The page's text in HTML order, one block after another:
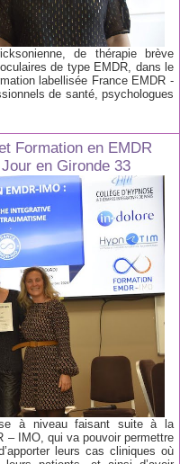
de thérapie brève
de type EMDR, dans le
labellisée France EMDR -
de santé, psychologues
Formation en EMDR
en Gironde 33
à niveau faisant suite à la
– IMO, qui va pouvoir permettre
leurs cas cliniques où